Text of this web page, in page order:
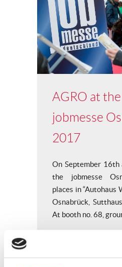
AGRO at the
jobmesse
2017
On September
the jobmesse
places in “Autohaus
Osnabrück,
At booth no. 68,